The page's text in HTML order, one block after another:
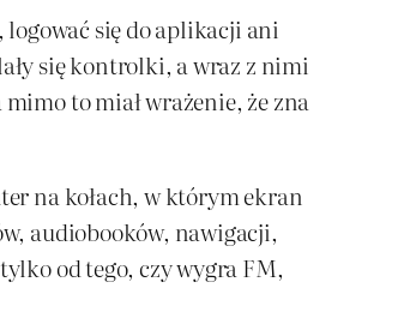
logować się do aplikacji ani
się kontrolki, a wraz z nimi
to miał wrażenie, że zna
na kołach, w którym ekran
audiobooków, nawigacji,
od tego, czy wygra FM,